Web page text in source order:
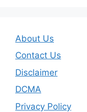
About Us
Contact Us
Disclaimer
DCMA
Privacy Policy